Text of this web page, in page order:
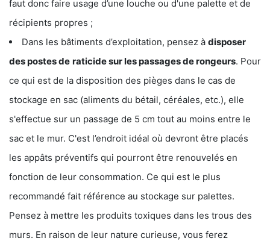
faut donc faire usage d’une louche ou d'une palette et de
récipients propres ;
Dans les bâtiments d’exploitation, pensez à disposer
des postes de raticide sur les passages de rongeurs. Pour
ce qui est de la disposition des pièges dans le cas de
stockage en sac (aliments du bétail, céréales, etc.), elle
s'effectue sur un passage de 5 cm tout au moins entre le
sac et le mur. C'est l’endroit idéal où devront être placés
les appâts préventifs qui pourront être renouvelés en
fonction de leur consommation. Ce qui est le plus
recommandé fait référence au stockage sur palettes.
Pensez à mettre les produits toxiques dans les trous des
murs. En raison de leur nature curieuse, vous ferez